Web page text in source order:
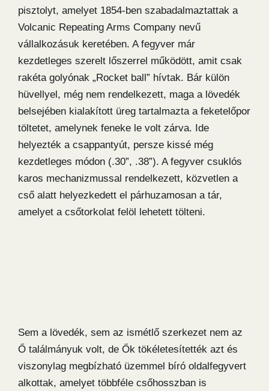
pisztolyt, amelyet 1854-ben szabadalmaztattak a
Volcanic Repeating Arms Company nevű
vállalkozásuk keretében. A fegyver már
kezdetleges szerelt lőszerrel működött, amit csak
rakéta golyónak „Rocket ball” hívtak. Bár külön
hüvellyel, még nem rendelkezett, maga a lövedék
belsejében kialakított üreg tartalmazta a feketelőpor
töltetet, amelynek feneke le volt zárva. Ide
helyezték a csappantyút, persze kissé még
kezdetleges módon (.30”, .38”). A fegyver csuklós
karos mechanizmussal rendelkezett, közvetlen a
cső alatt helyezkedett el párhuzamosan a tár,
amelyet a csőtorkolat felöl lehetett tölteni.
Sem a lövedék, sem az ismétlő szerkezet nem az
Ő találmányuk volt, de Ők tökéletesítették azt és
viszonylag megbízható üzemmel bíró oldalfegyvert
alkottak, amelyet többféle csőhosszban is